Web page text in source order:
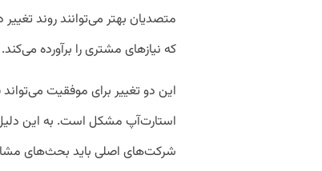
متصدیان بهتر می‌توانند روند
که نیازهای مشتری را برآورده می‌کند.
این دو تغییر برای موفقیت
شرکت‌های اصلی باید بحث‌های